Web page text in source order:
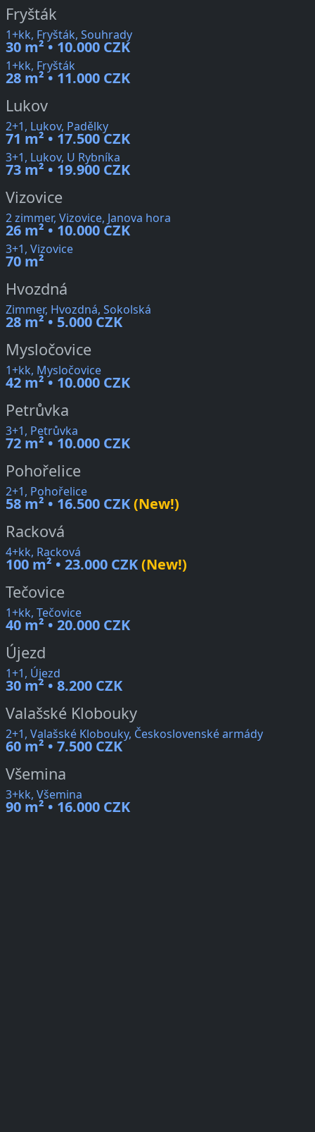
Fryšták
1+kk, Fryšták, Souhrady
30 m² • 10.000 CZK
1+kk, Fryšták
28 m² • 11.000 CZK
Lukov
2+1, Lukov, Padělky
71 m² • 17.500 CZK
3+1, Lukov, U Rybníka
73 m² • 19.900 CZK
Vizovice
2 zimmer, Vizovice, Janova hora
26 m² • 10.000 CZK
3+1, Vizovice
70 m²
Hvozdná
Zimmer, Hvozdná, Sokolská
28 m² • 5.000 CZK
Mysločovice
1+kk, Mysločovice
42 m² • 10.000 CZK
Petrůvka
3+1, Petrůvka
72 m² • 10.000 CZK
Pohořelice
2+1, Pohořelice
58 m² • 16.500 CZK(New!)
Racková
4+kk, Racková
100 m² • 23.000 CZK(New!)
Tečovice
1+kk, Tečovice
40 m² • 20.000 CZK
Újezd
1+1, Újezd
30 m² • 8.200 CZK
Valašské Klobouky
2+1, Valašské Klobouky, Československé armády
60 m² • 7.500 CZK
Všemina
3+kk, Všemina
90 m² • 16.000 CZK